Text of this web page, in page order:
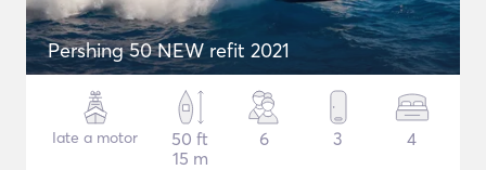
Pershing 50 NEW refit 2021
Iate a motor
50 ft
15 m
6 3 4